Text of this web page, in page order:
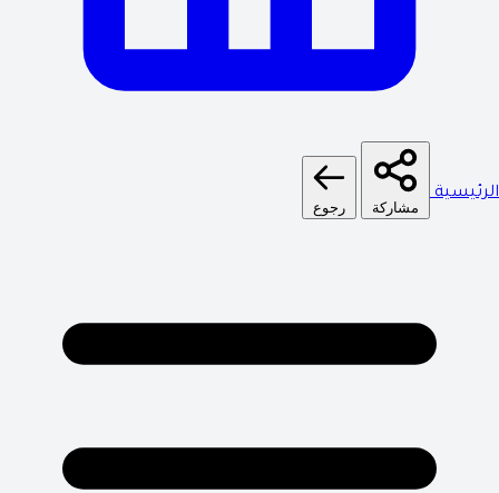
الرئيسية
مشاركة رجوع